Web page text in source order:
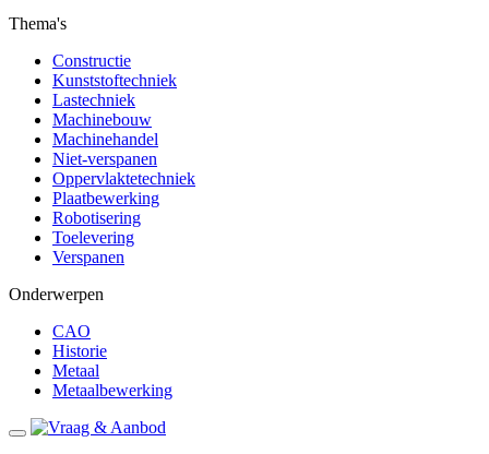
Thema's
Constructie
Kunststoftechniek
Lastechniek
Machinebouw
Machinehandel
Niet-verspanen
Oppervlaktetechniek
Plaatbewerking
Robotisering
Toelevering
Verspanen
Onderwerpen
CAO
Historie
Metaal
Metaalbewerking